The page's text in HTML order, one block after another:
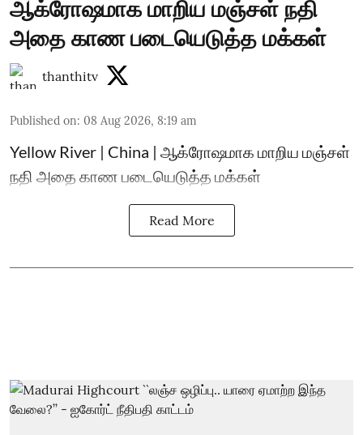
ஆக்ரோஷமாக மாறிய மஞ்சள் நதி
அதை காண படையெடுத்த மக்கள்
thanthitv
Published on: 08 Aug 2026, 8:19 am
Yellow River | China | ஆக்ரோஷமாக மாறிய மஞ்சள்
நதி அதை காண படையெடுத்த மக்கள்
Read More